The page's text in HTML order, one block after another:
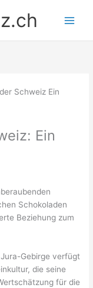
Ein
Schokoladen
Beziehung zum
Gebirge verfügt
die seine
für die